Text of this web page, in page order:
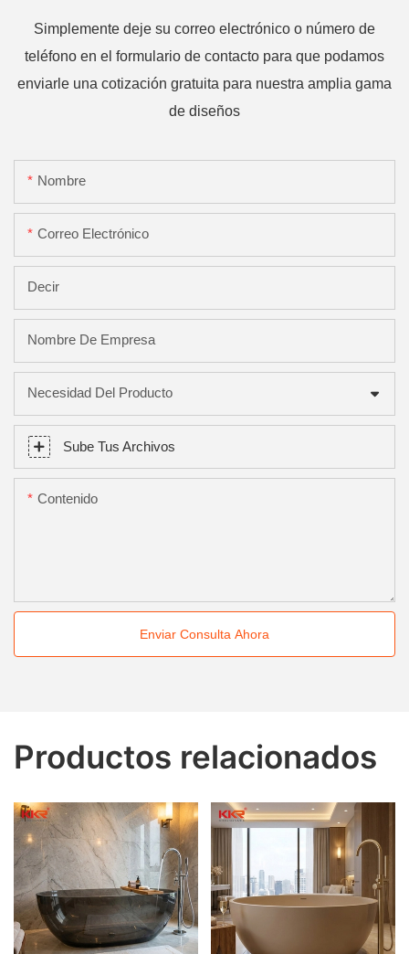
Simplemente deje su correo electrónico o número de
teléfono en el formulario de contacto para que podamos
enviarle una cotización gratuita para nuestra amplia gama
de diseños
Nombre
Correo Electrónico
Decir
Nombre De Empresa
Necesidad Del Producto
Sube Tus Archivos
Contenido
Enviar Consulta Ahora
Productos relacionados